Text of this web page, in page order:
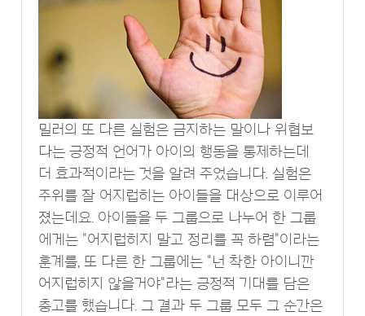
밀러의 또 다른 실험은 금지하는 말이나 위협보
다는 긍정적 언어가 아이의 행동을 통제하는데
더 효과적이라는 것을 알려 주었습니다. 실험은
주위를 잘 어지럽히는 아이들을 대상으로 이루어
졌는데요. 아이들을 두 그룹으로 나누어 한 그룹
에게는 "어지럽히지 말고 정리를 꼭 하렴"이라는
훈계를, 또 다른 한 그룹에는 "넌 착한 아이니깐
어지럽히지 않을거야"라는 긍정적 기대를 담은
충고를 했습니다. 그 결과 두 그룹 모두 그 순간은